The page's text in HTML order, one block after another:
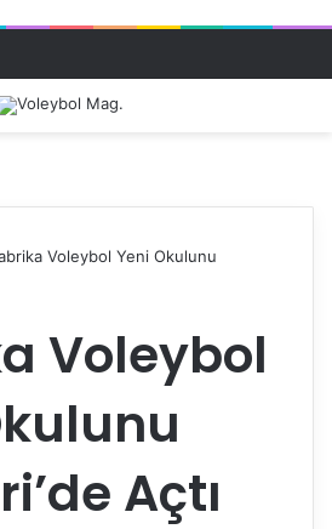
Voleybol Yeni Okulunu
Voleybol
Açtı